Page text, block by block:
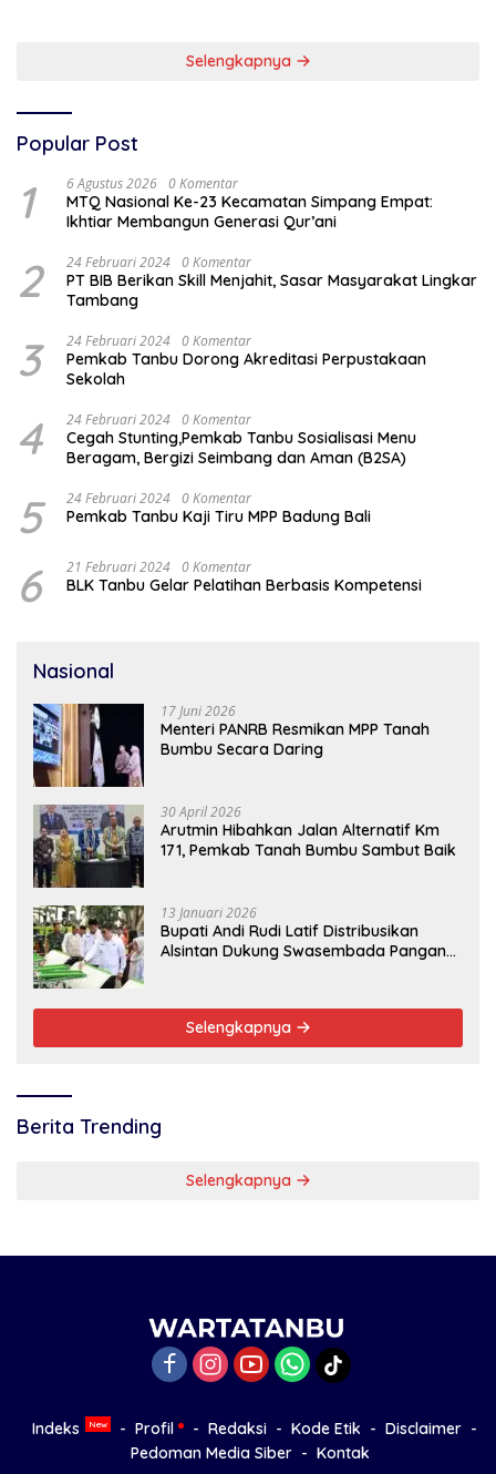
Selengkapnya
Popular Post
1 6 Agustus 2026 0 Komentar
MTQ Nasional Ke-23 Kecamatan Simpang Empat:
Ikhtiar Membangun Generasi Qur’ani
2 24 Februari 2024 0 Komentar
PT BIB Berikan Skill Menjahit, Sasar Masyarakat Lingkar
Tambang
3 24 Februari 2024 0 Komentar
Pemkab Tanbu Dorong Akreditasi Perpustakaan
Sekolah
4 24 Februari 2024 0 Komentar
Cegah Stunting,Pemkab Tanbu Sosialisasi Menu
Beragam, Bergizi Seimbang dan Aman (B2SA)
5 24 Februari 2024 0 Komentar
Pemkab Tanbu Kaji Tiru MPP Badung Bali
6 21 Februari 2024 0 Komentar
BLK Tanbu Gelar Pelatihan Berbasis Kompetensi
Nasional
17 Juni 2026
Menteri PANRB Resmikan MPP Tanah
Bumbu Secara Daring
30 April 2026
Arutmin Hibahkan Jalan Alternatif Km
171, Pemkab Tanah Bumbu Sambut Baik
13 Januari 2026
Bupati Andi Rudi Latif Distribusikan
Alsintan Dukung Swasembada Pangan
Selengkapnya
Berita Trending
Selengkapnya
Indeks Profil Redaksi Kode Etik
Disclaimer
Pedoman Media Siber
Kontak